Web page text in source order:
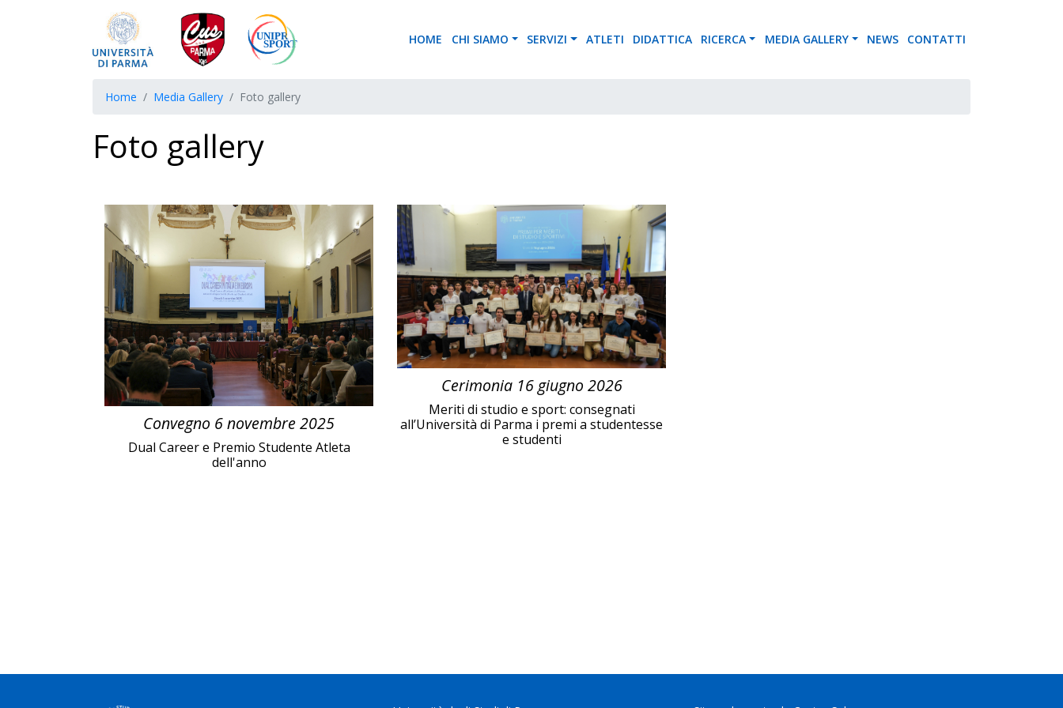
HOME CHI SIAMO SERVIZI ATLETI DIDATTICA RICERCA MEDIA GALLERY NEWS CONTATTI
Home Media Gallery Foto gallery
Foto gallery
Convegno 6 novembre 2025
Dual Career e Premio Studente Atleta
dell'anno
Cerimonia 16 giugno 2026
Meriti di studio e sport: consegnati
all’Università di Parma i premi a studentesse
e studenti